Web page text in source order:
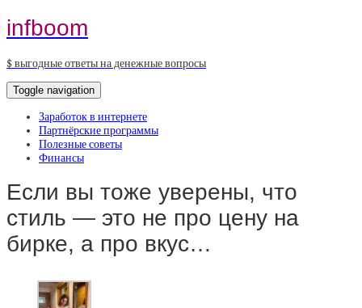
infboom
$ выгодные ответы на денежные вопросы
Toggle navigation
Заработок в интернете
Партнёрские программы
Полезные советы
Финансы
Если вы тоже уверены, что
стиль — это не про цену на
бирке, а про вкус…